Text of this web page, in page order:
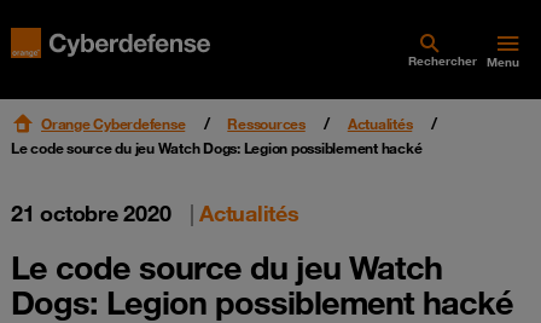
Rechercher Menu
Orange Cyberdefense Ressources
Actualités
Le code source du jeu Watch Dogs: Legion possiblement hacké
21 octobre 2020 | Actualités
Le code source du jeu Watch
Dogs: Legion possiblement hacké